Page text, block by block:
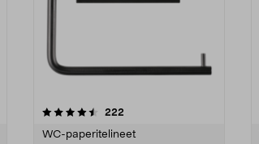
222
WC-paperitelineet
4.5 viidestä